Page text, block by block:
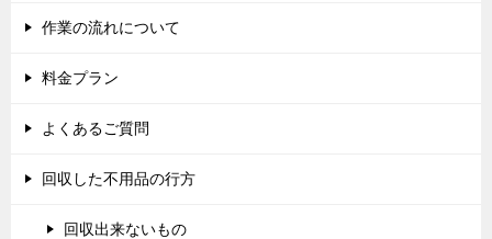
作業の流れについて
料金プラン
よくあるご質問
回収した不用品の行方
回収出来ないもの